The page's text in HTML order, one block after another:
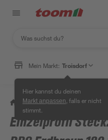
Mein Markt: Troisdorf
Hier kannst du deinen
Markt anpassen , falls er nicht
stimmt.
/ Garten & Freizeit / Zäune
Einzelprofil